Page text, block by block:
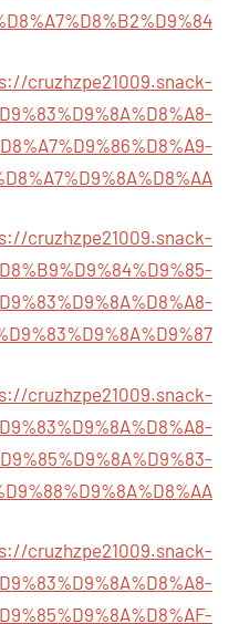
cruzhzpe21009.snack-
cruzhzpe21009.snack-
cruzhzpe21009.snack-
cruzhzpe21009.snack-